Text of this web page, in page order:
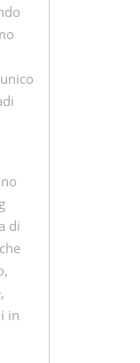
di
in